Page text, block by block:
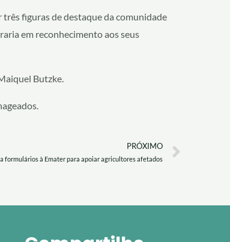
três figuras de destaque da comunidade
em reconhecimento aos seus
Butzke.
PRÓXIMO
formulários à Emater para apoiar agricultores afetados